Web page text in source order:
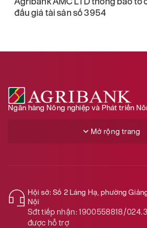
đấu giá tài sản số 3954
Ngân hàng Nông nghiệp và Phát triển
Mở rộng trang
Hội sở: Số 2 Láng Hạ, phường
Nội
Sđt tiếp nhận: 1900558818/
được hỗ trợ